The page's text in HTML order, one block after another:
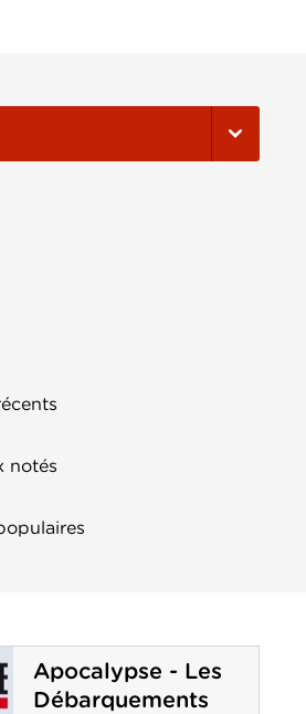
notés
Apocalypse - Les
Débarquements